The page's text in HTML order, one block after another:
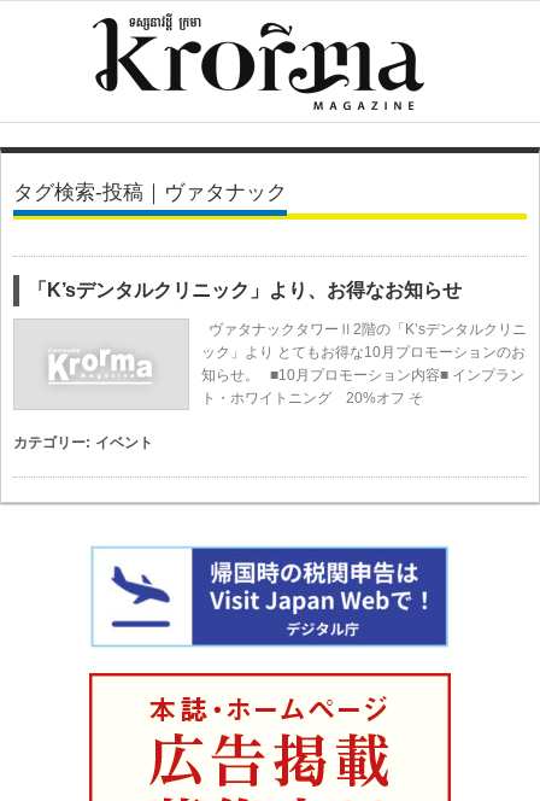
タグ検索-投稿｜ヴァタナック
「K’sデンタルクリニック」より、お得なお知らせ
ヴァタナックタワーⅡ2階の「K’sデンタルクリニ
ック」より とてもお得な10月プロモーションのお
知らせ。 ■10月プロモーション内容■ インプラン
ト・ホワイトニング 20%オフ そ
カテゴリー: イベント